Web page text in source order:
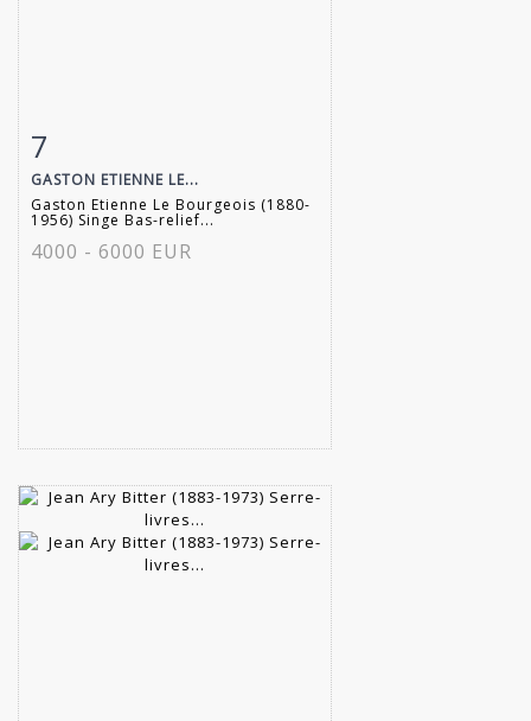
Fiche détaillée
7
GASTON ETIENNE LE...
Gaston Etienne Le Bourgeois (1880-
1956) Singe Bas-relief...
4000 - 6000 EUR